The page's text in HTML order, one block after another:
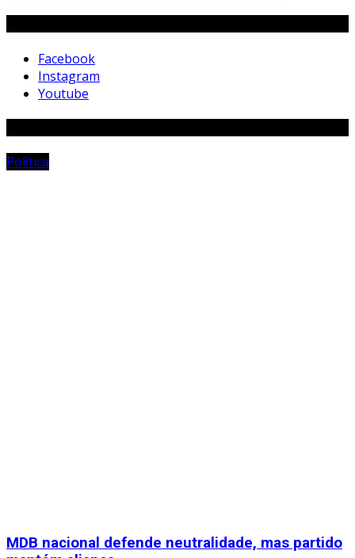
Facebook
Instagram
Youtube
Política
MDB nacional defende neutralidade, mas partido